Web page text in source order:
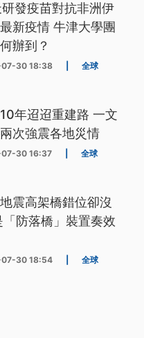
發疫苗對抗非洲伊
新疫情 牛津大學團
辦到？
30 18:38 全球
年迢迢重建路 一文
次強震各地災情
30 16:37 全球
震高架橋錯位卻沒
「防落橋」裝置奏效
30 18:54 全球